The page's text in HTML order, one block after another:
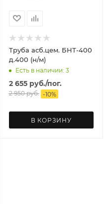
Труба асб.цем. БНТ-400
д.400 (н/м)
Есть в наличии: 3
2 655руб./пог.
2 950руб. -10%
В КОРЗИНУ